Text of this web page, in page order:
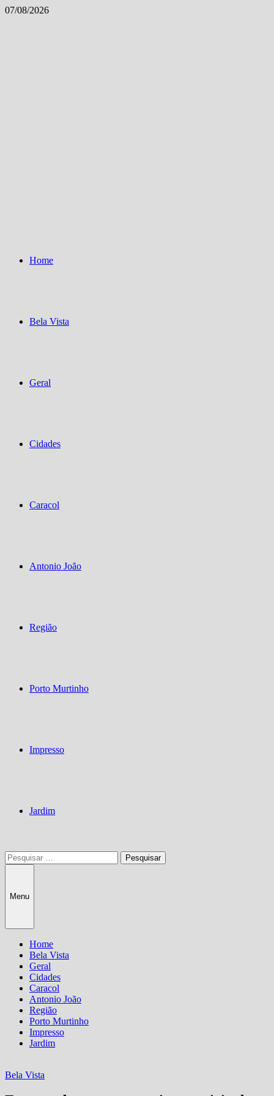
Skip
07/08/2026
Home
Bela Vista
Geral
Cidades
Caracol
Antonio João
Região
Porto Murtinho
Impresso
Jardim
Pesquisar
por:
Menu
Home
Bela Vista
Geral
Cidades
Caracol
Antonio João
Região
Porto Murtinho
Impresso
Jardim
Bela Vista